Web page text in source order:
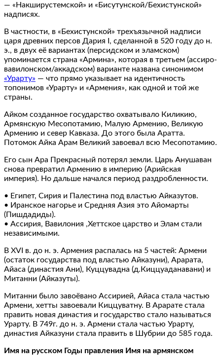
— «Накширустемской» и «Бисутунской/Бехистунской»
надписях.
В частности, в «Бехистунской» трехъязычной надписи
царя древних персов Дария I, сделанной в 520 году до н.
э., в двух её вариантах (персидском и эламском)
упоминается страна «Армина», которая в третьем (ассиро-
вавилонском/аккадском) варианте названа синонимом
«Урарту» — что прямо указывает на идентичность
топонимов «Урарту» и «Армения», как одной и той же
страны.
Айком созданное государство охватывало Киликию,
Армянскую Месопотамию, Малую Армению, Великую
Армению и север Кавказа. До этого была Аратта.
Потомок Айка Арам Великий завоевал всю Месопотамию.
Его сын Ара Прекрасный потерял земли. Царь Анушаван
снова превратил Армению в империю (Арийская
империя). Но дальше начался период раздробленности.
• Египет, Сирия и Палестина под властью Айказутов.
• Иранское нагорье и Средняя Азия это Айомарты
(Пишдадиды).
• Ассирия, Вавилония ,Хеттское царство и Элам стали
независимыми.
В XVI в. до н. э. Армения распалась на 5 частей: Армени
(остаток государства под властью Айказуни), Арарата,
Айаса (династия Ани), Куццувадна (д.Киццуаданавани) и
Митанни (Айказуты).
Митанни было завоёвано Ассирией, Айаса стала частью
Армени, хетты завоевали Киццуватну. В Арарате стала
править новая династия и государство стало называться
Урарту. В 749г. до н. э. Армени стала частью Урарту,
династия Айказуни стала править в Шубрии до 585 года.
Имя на русском Годы правления Имя на армянском